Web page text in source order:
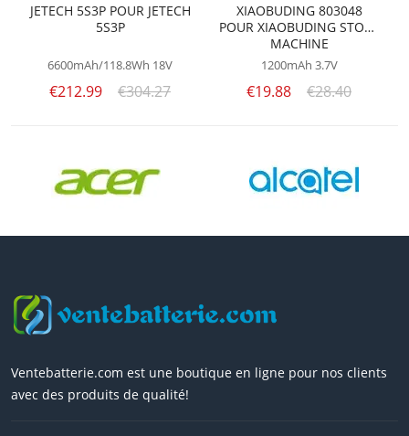
JETECH 5S3P POUR JETECH
5S3P
6600mAh/118.8Wh 18V
€212.99 €304.27
XIAOBUDING 803048
POUR XIAOBUDING STORY
MACHINE
1200mAh 3.7V
€19.88 €28.40
Ventebatterie.com est une boutique en ligne pour nos clients
avec des produits de qualité!